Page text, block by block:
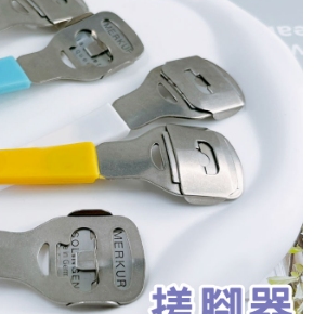
先享後付」後，將跳轉至「AFTEE先享後付」
確認金額後，即可完成結帳。
收到繳費通知簡訊。
天內，點擊此簡訊中的連結，可透過四大超商／
式進行付款，方視為交易完成。
下不需立刻繳費，但若您需要取消訂單，請聯絡
同意取消之訂單仍視為有效，需透過AFTEE先享
先享後付 」之結帳頁面顯示為準，若有關於
消欲退款等相關疑問，請聯繫「AFTEE先享後付
support/home
限公司提供之「AFTEE先享後付」服務完成之交
內提供個人資料，並將交易相關給付款項請求債
公司。
含以上)免運費
含以上)免運費
含以上)免運費
含以上)免運費